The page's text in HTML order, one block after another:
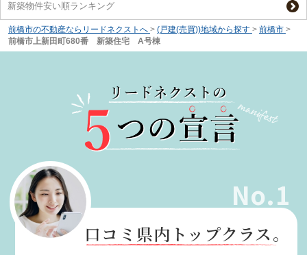
新築物件安い順ランキング
前橋市の不動産ならリードネクストへ > (戸建(売買))地域から探す > 前橋市 >
前橋市上新田町680番 新築住宅 A号棟
No.1
口コミ県内トップクラス。